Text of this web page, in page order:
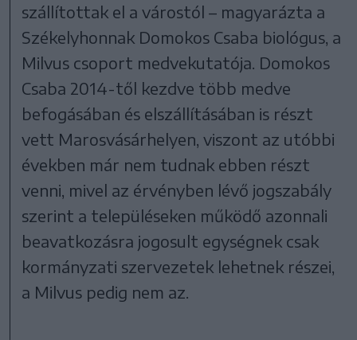
szállítottak el a várostól – magyarázta a
Székelyhonnak Domokos Csaba biológus, a
Milvus csoport medvekutatója. Domokos
Csaba 2014-től kezdve több medve
befogásában és elszállításában is részt
vett Marosvásárhelyen, viszont az utóbbi
években már nem tudnak ebben részt
venni, mivel az érvényben lévő jogszabály
szerint a településeken működő azonnali
beavatkozásra jogosult egységnek csak
kormányzati szervezetek lehetnek részei,
a Milvus pedig nem az.